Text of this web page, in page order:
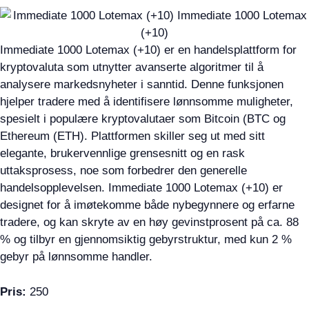
Immediate 1000 Lotemax (+10) er en handelsplattform for
kryptovaluta som utnytter avanserte algoritmer til å
analysere markedsnyheter i sanntid. Denne funksjonen
hjelper tradere med å identifisere lønnsomme muligheter,
spesielt i populære kryptovalutaer som Bitcoin (BTC og
Ethereum (ETH). Plattformen skiller seg ut med sitt
elegante, brukervennlige grensesnitt og en rask
uttaksprosess, noe som forbedrer den generelle
handelsopplevelsen. Immediate 1000 Lotemax (+10) er
designet for å imøtekomme både nybegynnere og erfarne
tradere, og kan skryte av en høy gevinstprosent på ca. 88
% og tilbyr en gjennomsiktig gebyrstruktur, med kun 2 %
gebyr på lønnsomme handler.
Pris: 250